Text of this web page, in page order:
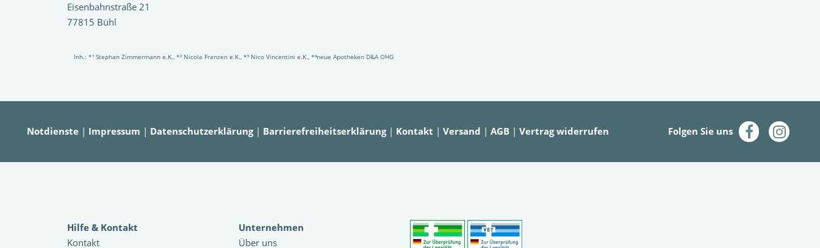
Eisenbahnstraße 21
77815 Bühl
Inh.: *¹ Stephan Zimmermann e.K., *² Nicola Franzen e.K., *³ Nico Vincentini e.K., *⁴neue Apotheken D&A OHG
Notdienste | Impressum | Datenschutzerklärung| Barrierefreiheitserklärung| Kontakt | Versand | AGB | Vertrag widerrufen Folgen Sie uns
Hilfe & Kontakt
Kontakt
Unternehmen
Über uns